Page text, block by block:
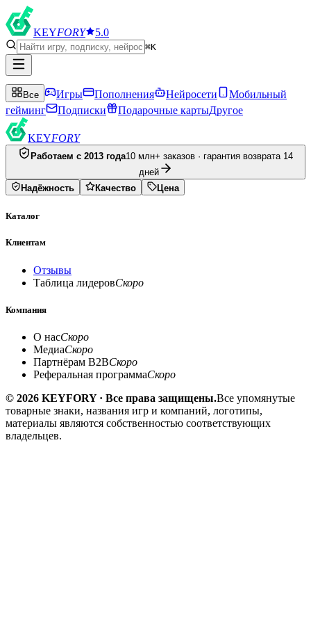
KEYFORY 5.0
⌘K
Все Игры Пополнения Нейросети
Мобильный
гейминг
Подписки Подарочные картыДругое
KEYFORY
Работаем с 2013 года10 млн+ заказов · гарантия возврата 14
дней
Надёжность
Качество Цена
Каталог
Клиентам
Отзывы
Таблица лидеровСкоро
Компания
О насСкоро
МедиаСкоро
Партнёрам B2BСкоро
Реферальная программаСкоро
© 2026 KEYFORY · Все права защищены.Все упомянутые
товарные знаки, названия игр и компаний, логотипы,
материалы являются собственностью соответствующих
владельцев.